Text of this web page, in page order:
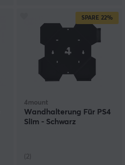
SPARE 22%
4mount
Wandhalterung Für PS4
Slim - Schwarz
(2)